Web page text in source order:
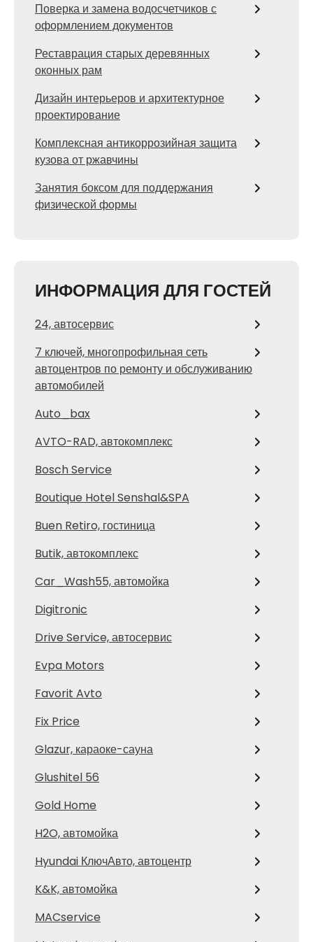
Поверка и замена водосчетчиков с
оформлением документов
Реставрация старых деревянных
оконных рам
Дизайн интерьеров и архитектурное
проектирование
Комплексная антикоррозийная защита
кузова от ржавчины
Занятия боксом для поддержания
физической формы
ИНФОРМАЦИЯ ДЛЯ ГОСТЕЙ
24, автосервис
7 ключей, многопрофильная сеть
автоцентров по ремонту и обслуживанию
автомобилей
Auto_bax
AVTO-RAD, автокомплекс
Bosch Service
Boutique Hotel Senshal&SPA
Buen Retiro, гостиница
Butik, автокомплекс
Car_Wash55, автомойка
Digitronic
Drive Service, автосервис
Evpa Motors
Favorit Avto
Fix Price
Glazur, караоке-сауна
Glushitel 56
Gold Home
H2O, автомойка
Hyundai КлючАвто, автоцентр
K&K, автомойка
MACservice